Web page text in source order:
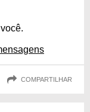
COMPARTILHAR